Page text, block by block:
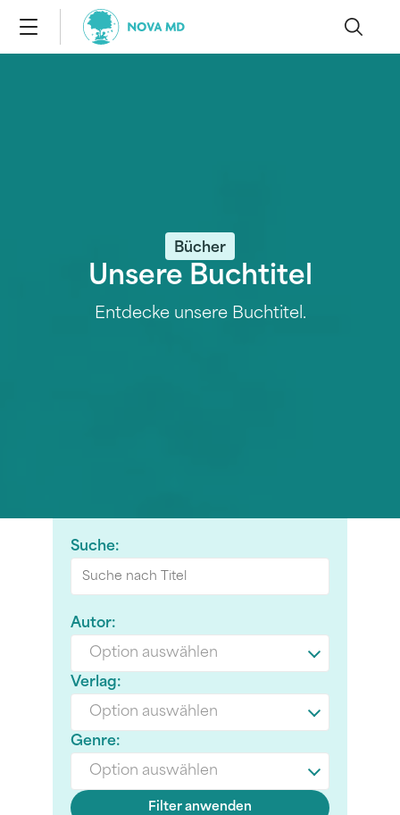
Bücher
Unsere Buchtitel
Entdecke unsere Buchtitel.
Suche:
Autor:
Option auswählen
Verlag:
Option auswählen
Genre:
Option auswählen
Filter anwenden